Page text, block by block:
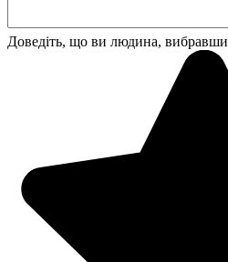
Доведіть, що ви людина, вибравши